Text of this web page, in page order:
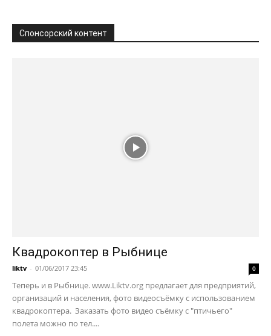
Спонсорский контент
Квадрокоптер в Рыбнице
liktv - 01/06/2017 23:45 0
Теперь и в Рыбнице. www.Liktv.org предлагает для предприятий,
организаций и населения, фото видеосъёмку с использованием
квадрокоптера. Заказать фото видео съёмку с "птичьего"
полета можно по тел....